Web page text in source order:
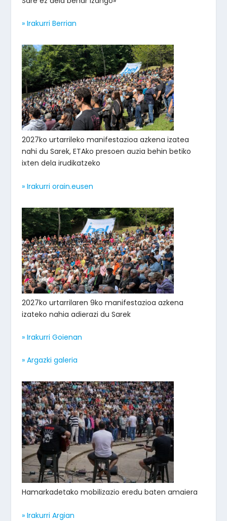
» Irakurri Berrian
2027ko urtarrileko manifestazioa azkena izatea
nahi du Sarek, ETAko presoen auzia behin betiko
ixten dela irudikatzeko
» Irakurri orain.eusen
2027ko urtarrilaren 9ko manifestazioa azkena
izateko nahia adierazi du Sarek
» Irakurri Goienan
» Argazki galeria
Hamarkadetako mobilizazio eredu baten amaiera
» Irakurri Argian